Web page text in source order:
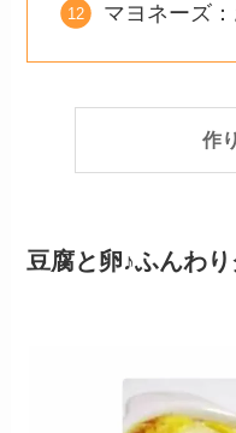
マヨネーズ
作
豆腐と卵♪ふんわ